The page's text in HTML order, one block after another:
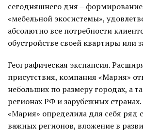
сегодняшнего дня –
«мебельной экосистемы»,
абсолютно все потребности
обустройстве своей квартиры или
Географическая экспансия.
присутствия, компания «Мария»
небольших по размеру городах, а
регионах РФ и зарубежных
«Мария» определила для себя ряд
важных регионов, вложение в